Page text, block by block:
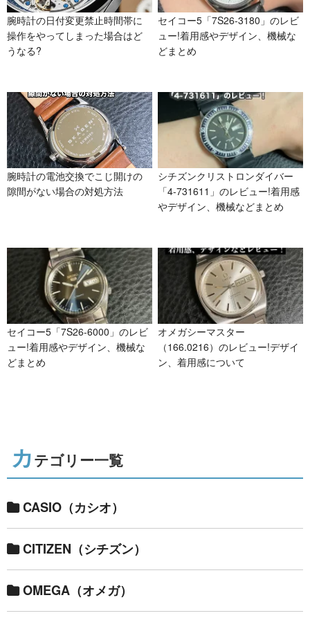
腕時計の日付変更禁止時間帯に
操作をやってしまった場合はど
うなる?
セイコー5「7S26-3180」のレビ
ュー!着用感やデザイン、機械な
どまとめ
腕時計の電池交換でこじ開けの
隙間がない場合の対処方法
シチズンクリストロンダイバー
「4-731611」のレビュー!着用感
やデザイン、機械などまとめ
セイコー5「7S26-6000」のレビ
ュー!着用感やデザイン、機械な
どまとめ
オメガシーマスター
（166.0216）のレビュー!デザイ
ン、着用感について
カテゴリー一覧
CASIO（カシオ）
CITIZEN（シチズン）
OMEGA（オメガ）